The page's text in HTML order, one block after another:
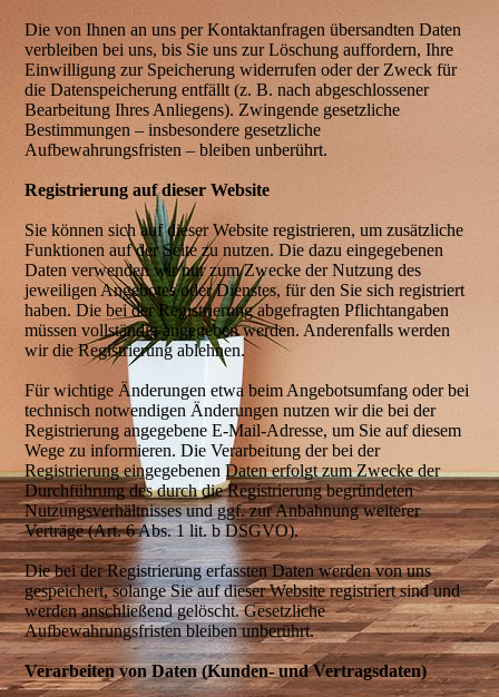
Die von Ihnen an uns per Kontaktanfragen übersandten Daten
verbleiben bei uns, bis Sie uns zur Löschung auffordern, Ihre
Einwilligung zur Speicherung widerrufen oder der Zweck für
die Datenspeicherung entfällt (z. B. nach abgeschlossener
Bearbeitung Ihres Anliegens). Zwingende gesetzliche
Bestimmungen – insbesondere gesetzliche
Aufbewahrungsfristen – bleiben unberührt.
Registrierung auf dieser Website
Sie können sich auf dieser Website registrieren, um zusätzliche
Funktionen auf der Seite zu nutzen. Die dazu eingegebenen
Daten verwenden wir nur zum Zwecke der Nutzung des
jeweiligen Angebotes oder Dienstes, für den Sie sich registriert
haben. Die bei der Registrierung abgefragten Pflichtangaben
müssen vollständig angegeben werden. Anderenfalls werden
wir die Registrierung ablehnen.
Für wichtige Änderungen etwa beim Angebotsumfang oder bei
technisch notwendigen Änderungen nutzen wir die bei der
Registrierung angegebene E-Mail-Adresse, um Sie auf diesem
Wege zu informieren. Die Verarbeitung der bei der
Registrierung eingegebenen Daten erfolgt zum Zwecke der
Durchführung des durch die Registrierung begründeten
Nutzungsverhältnisses und ggf. zur Anbahnung weiterer
Verträge (Art. 6 Abs. 1 lit. b DSGVO).
Die bei der Registrierung erfassten Daten werden von uns
gespeichert, solange Sie auf dieser Website registriert sind und
werden anschließend gelöscht. Gesetzliche
Aufbewahrungsfristen bleiben unberührt.
Verarbeiten von Daten (Kunden- und Vertragsdaten)